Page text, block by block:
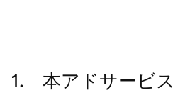
1. 本アドサービス